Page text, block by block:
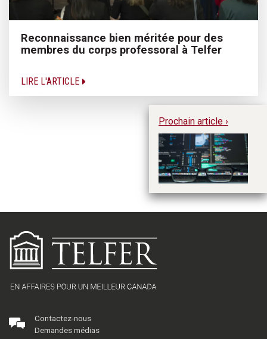
Reconnaissance bien méritée pour des
membres du corps professoral à Telfer
LIRE L'ARTICLE
Prochain article ›
Contactez-nous
Demandes médias